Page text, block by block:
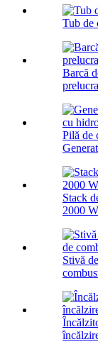
Tub de
Barcă
Pilă de
Stack
2000
Stivă